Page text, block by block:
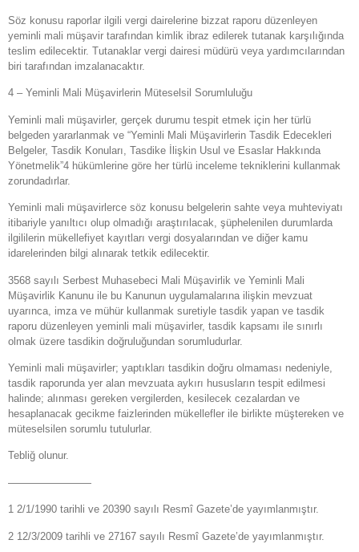
Söz konusu raporlar ilgili vergi dairelerine bizzat raporu düzenleyen
yeminli mali müşavir tarafından kimlik ibraz edilerek tutanak karşılığında
teslim edilecektir. Tutanaklar vergi dairesi müdürü veya yardımcılarından
biri tarafından imzalanacaktır.
4 – Yeminli Mali Müşavirlerin Müteselsil Sorumluluğu
Yeminli mali müşavirler, gerçek durumu tespit etmek için her türlü
belgeden yararlanmak ve “Yeminli Mali Müşavirlerin Tasdik Edecekleri
Belgeler, Tasdik Konuları, Tasdike İlişkin Usul ve Esaslar Hakkında
Yönetmelik”4 hükümlerine göre her türlü inceleme tekniklerini kullanmak
zorundadırlar.
Yeminli mali müşavirlerce söz konusu belgelerin sahte veya muhteviyatı
itibariyle yanıltıcı olup olmadığı araştırılacak, şüphelenilen durumlarda
ilgililerin mükellefiyet kayıtları vergi dosyalarından ve diğer kamu
idarelerinden bilgi alınarak tetkik edilecektir.
3568 sayılı Serbest Muhasebeci Mali Müşavirlik ve Yeminli Mali
Müşavirlik Kanunu ile bu Kanunun uygulamalarına ilişkin mevzuat
uyarınca, imza ve mühür kullanmak suretiyle tasdik yapan ve tasdik
raporu düzenleyen yeminli mali müşavirler, tasdik kapsamı ile sınırlı
olmak üzere tasdikin doğruluğundan sorumludurlar.
Yeminli mali müşavirler; yaptıkları tasdikin doğru olmaması nedeniyle,
tasdik raporunda yer alan mevzuata aykırı hususların tespit edilmesi
halinde; alınması gereken vergilerden, kesilecek cezalardan ve
hesaplanacak gecikme faizlerinden mükellefler ile birlikte müştereken ve
müteselsilen sorumlu tutulurlar.
Tebliğ olunur.
————————
1 2/1/1990 tarihli ve 20390 sayılı Resmî Gazete’de yayımlanmıştır.
2 12/3/2009 tarihli ve 27167 sayılı Resmî Gazete’de yayımlanmıştır.